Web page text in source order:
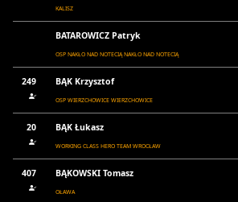
KALISZ
BATAROWICZ Patryk
OSP NAKŁO NAD NOTECIĄ NAKŁO NAD NOTECIĄ
249 BĄK Krzysztof
OSP WIERZCHOWICE WIERZCHOWICE
20 BĄK Łukasz
WORKING CLASS HERO TEAM WROCŁAW
407 BĄKOWSKI Tomasz
OŁAWA